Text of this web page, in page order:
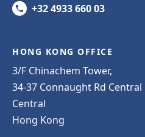
+32 4933 660 03
HONG KONG OFFICE
3/F Chinachem Tower,
34-37 Connaught Rd Central
Central
Hong Kong